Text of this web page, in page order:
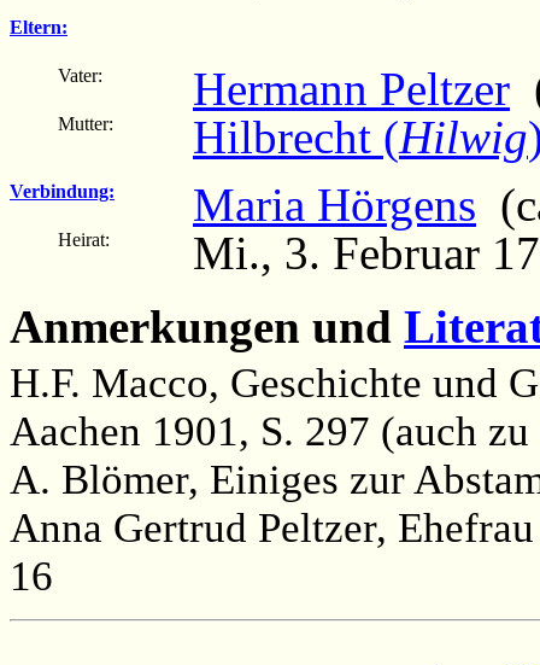
Eltern:
Vater: Hermann Peltzer
Mutter: Hilbrecht (Hilwig
Verbindung: Maria Hörgens
Heirat:
Mi., 3. Februar
Anmerkungen und
H.F. Macco, Geschichte und
Aachen 1901, S. 297 (auch
A. Blömer, Einiges zur
Anna Gertrud Peltzer,
16